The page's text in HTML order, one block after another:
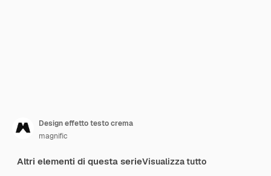
Design effetto testo crema
magnific
Altri elementi di questa serieVisualizza tutto